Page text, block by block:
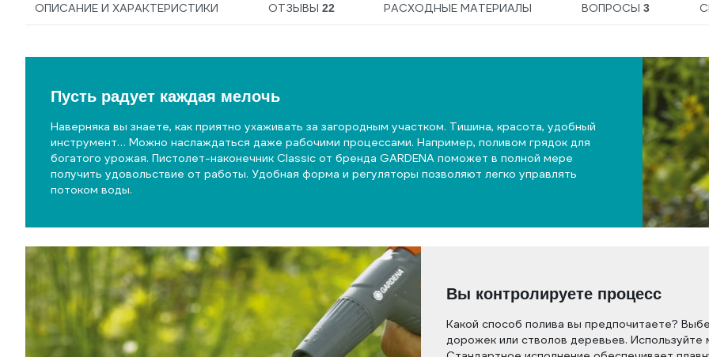
ОПИСАНИЕ И ХАРАКТЕРИСТИКИ ОТЗЫВЫ 22 РАСХОДНЫЕ МАТЕРИАЛЫ ВОПРОСЫ 3
Пусть радует каждая мелочь
Наверняка вы знаете, как приятно ухаживать за загородным участком. Тишина, красота, удобный
инструмент… Можно наслаждаться даже рабочими процессами. Например, поливом грядок для
богатого урожая. Пистолет-наконечник Classic от бренда GARDENA поможет в полной мере
получить удовольствие от работы. Удобная форма и регуляторы позволяют легко управлять
потоком воды.
Вы контролируете процесс
Какой способ полива вы предпочитаете?
дорожек или стволов деревьев.